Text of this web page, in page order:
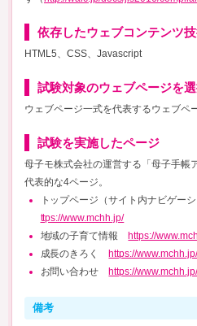
依存したウェブコンテンツ
HTML5、CSS、Javascript
試験対象のウェブページを
ウェブページ一式を代表するウェブペ
試験を実施したページ
母子モ株式会社の運営する「母子手帳
代表的な4ページ。
トップページ（サイト内ナビゲー
ttps://www.mchh.jp/
地域の子育て情報 https://
成長のきろく https://
お問い合わせ https://
備考